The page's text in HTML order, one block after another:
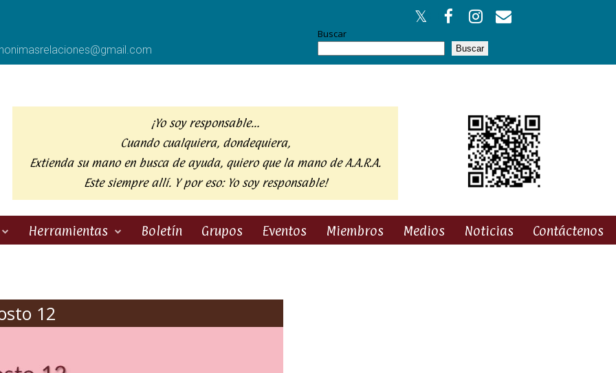
Buscar
Buscar
¡Yo soy responsable…
Cuando cualquiera, dondequiera,
Extienda su mano en busca de ayuda, quiero que la mano de A.A.R.A.
Este siempre allí. Y por eso: Yo soy responsable!
Herramientas Boletín Grupos Eventos Miembros Medios Noticias Contáctenos
12